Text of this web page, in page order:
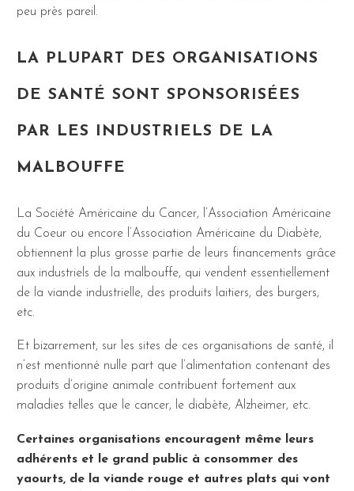
peu près pareil.
LA PLUPART DES ORGANISATIONS
DE SANTÉ SONT SPONSORISÉES
PAR LES INDUSTRIELS DE LA
MALBOUFFE
La Société Américaine du Cancer, l’Association Américaine
du Coeur ou encore l’Association Américaine du Diabète,
obtiennent la plus grosse partie de leurs financements grâce
aux industriels de la malbouffe, qui vendent essentiellement
de la viande industrielle, des produits laitiers, des burgers,
etc.
Et bizarrement, sur les sites de ces organisations de santé, il
n’est mentionné nulle part que l’alimentation contenant des
produits d’origine animale contribuent fortement aux
maladies telles que le cancer, le diabète, Alzheimer, etc.
Certaines organisations encouragent même leurs
adhérents et le grand public à consommer des
yaourts, de la viande rouge et autres plats qui vont